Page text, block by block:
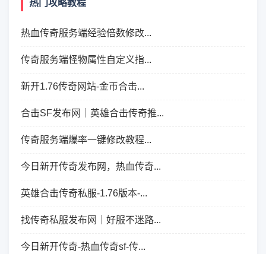
热门攻略教程
热血传奇服务端经验倍数修改...
传奇服务端怪物属性自定义指...
新开1.76传奇网站-金币合击...
合击SF发布网｜英雄合击传奇推...
传奇服务端爆率一键修改教程...
今日新开传奇发布网，热血传奇...
英雄合击传奇私服-1.76版本-...
找传奇私服发布网｜好服不迷路...
今日新开传奇-热血传奇sf-传...